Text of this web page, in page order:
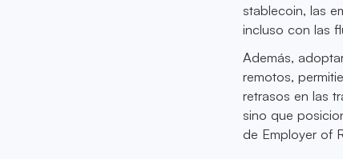
stablecoin, las
incluso con las
Además,
remotos,
retrasos en las
sino que
de Employer of